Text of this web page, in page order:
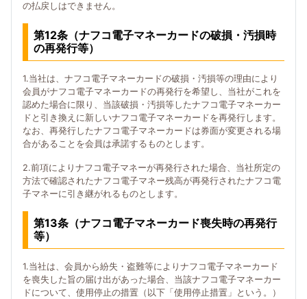
の払戻しはできません。
第12条（ナフコ電子マネーカードの破損・汚損時
の再発行等）
1.当社は、ナフコ電子マネーカードの破損・汚損等の理由により
会員がナフコ電子マネーカードの再発行を希望し、当社がこれを
認めた場合に限り、当該破損・汚損等したナフコ電子マネーカー
ドと引き換えに新しいナフコ電子マネーカードを再発行します。
なお、再発行したナフコ電子マネーカードは券面が変更される場
合があることを会員は承諾するものとします。
2.前項によりナフコ電子マネーが再発行された場合、当社所定の
方法で確認されたナフコ電子マネー残高が再発行されたナフコ電
子マネーに引き継がれるものとします。
第13条（ナフコ電子マネーカード喪失時の再発行
等）
1.当社は、会員から紛失・盗難等によりナフコ電子マネーカード
を喪失した旨の届け出があった場合、当該ナフコ電子マネーカー
ドについて、使用停止の措置（以下「使用停止措置」という。）